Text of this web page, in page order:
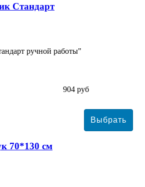
Стандарт
ручной работы"
904 руб
70*130 см